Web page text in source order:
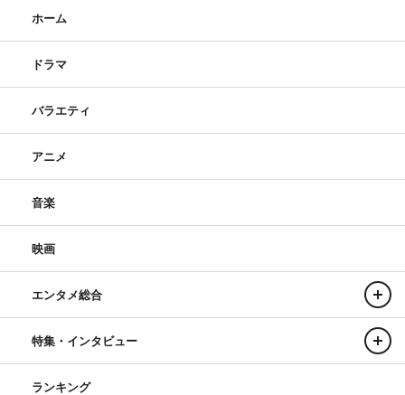
ホーム
ドラマ
バラエティ
アニメ
音楽
映画
エンタメ総合
特集・インタビュー
ランキング